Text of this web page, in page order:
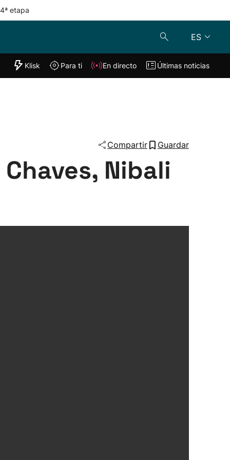
etapa
ES
"Helmuga"
Klisk En directo
Klisk Para ti En directo Últimas noticias
Compartir Guardar
Nibali